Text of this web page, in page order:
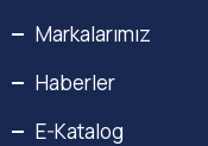
Markalarımız
Haberler
E-Katalog